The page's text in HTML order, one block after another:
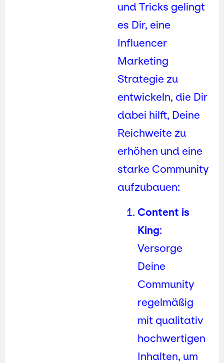
und Tricks gelingt
es Dir, eine
Influencer
Marketing
Strategie zu
entwickeln, die Dir
dabei hilft, Deine
Reichweite zu
erhöhen und eine
starke Community
aufzubauen:
Content is
King:
Versorge
Deine
Community
regelmäßig
mit qualitativ
hochwertigen
Inhalten, um